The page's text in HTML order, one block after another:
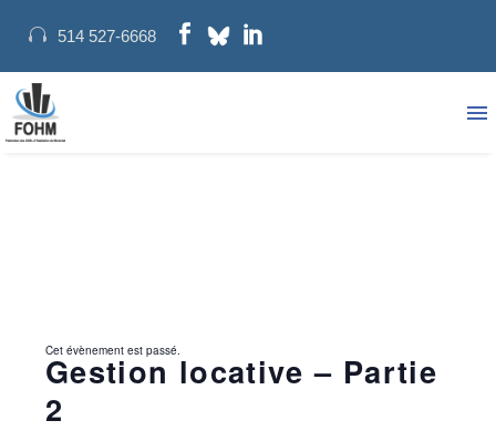
514 527-6668
Cet évènement est passé.
Gestion locative – Partie
2